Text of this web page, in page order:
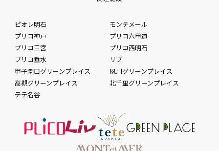
ピオレ明石
モンテメール
プリコ神戸
プリコ六甲道
プリコ三宮
プリコ西明石
プリコ垂水
リブ
甲子園口グリーンプレイス
夙川グリーンプレイス
高槻グリーンプレイス
北千里グリーンプレイス
テテ名谷